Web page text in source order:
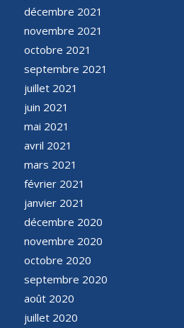
décembre 2021
novembre 2021
octobre 2021
septembre 2021
juillet 2021
juin 2021
mai 2021
avril 2021
mars 2021
février 2021
janvier 2021
décembre 2020
novembre 2020
octobre 2020
septembre 2020
août 2020
juillet 2020